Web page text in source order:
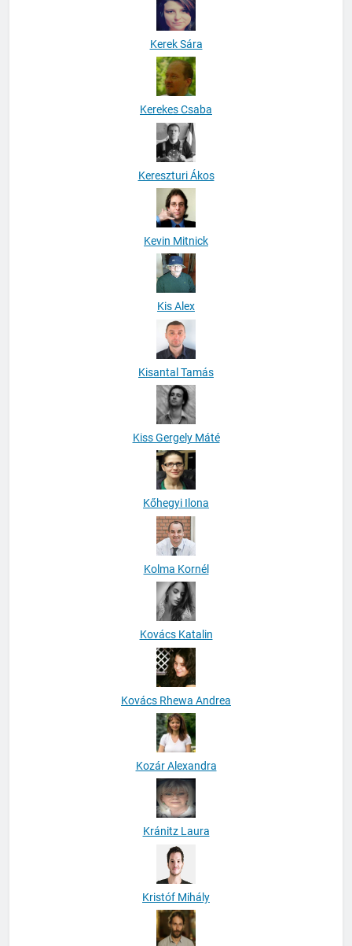
Kerek Sára
Kerekes Csaba
Kereszturi Ákos
Kevin Mitnick
Kis Alex
Kisantal Tamás
Kiss Gergely Máté
Kőhegyi Ilona
Kolma Kornél
Kovács Katalin
Kovács Rhewa Andrea
Kozár Alexandra
Kránitz Laura
Kristóf Mihály